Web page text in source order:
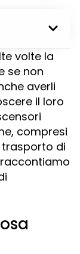
volte la
se non
averli
il loro
compresi
trasporto di